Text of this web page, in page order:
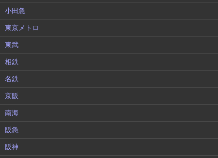
小田急
東京メトロ
東武
相鉄
名鉄
京阪
南海
阪急
阪神